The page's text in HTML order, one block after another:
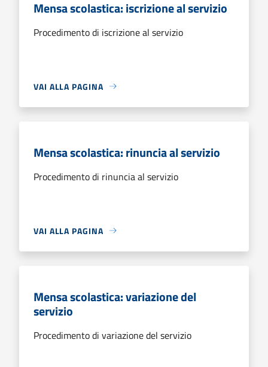
Mensa scolastica: iscrizione al servizio
Procedimento di iscrizione al servizio
VAI ALLA PAGINA
Mensa scolastica: rinuncia al servizio
Procedimento di rinuncia al servizio
VAI ALLA PAGINA
Mensa scolastica: variazione del
servizio
Procedimento di variazione del servizio